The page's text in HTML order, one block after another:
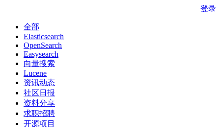
登录
全部
Elasticsearch
OpenSearch
Easysearch
向量搜索
Lucene
资讯动态
社区日报
资料分享
求职招聘
开源项目